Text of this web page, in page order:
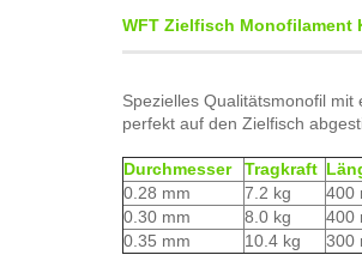
WFT Zielfisch Monofilament
Spezielles Qualitätsmonofil
perfekt auf den Zielfisch
Durchmesser Tragkraft
0.28 mm
7.2 kg 400
0.30 mm
8.0 kg 400
0.35 mm
10.4 kg 300